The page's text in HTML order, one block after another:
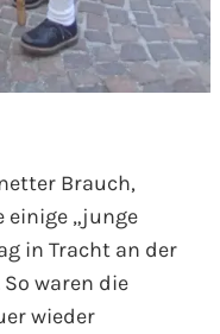
Brauch,
einige „junge
in Tracht an der
waren die
wieder